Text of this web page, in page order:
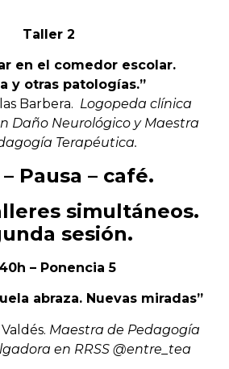
Taller2
en el comedor escolar.
y otras patologías.”
Barbera. Logopeda clínica
Daño Neurológico y Maestra
Terapéutica.
Pausa – café.
simultáneos.
sesión.
– Ponencia 5
abraza. Nuevas miradas”
Maestra de Pedagogía
en RRSS @entre_tea